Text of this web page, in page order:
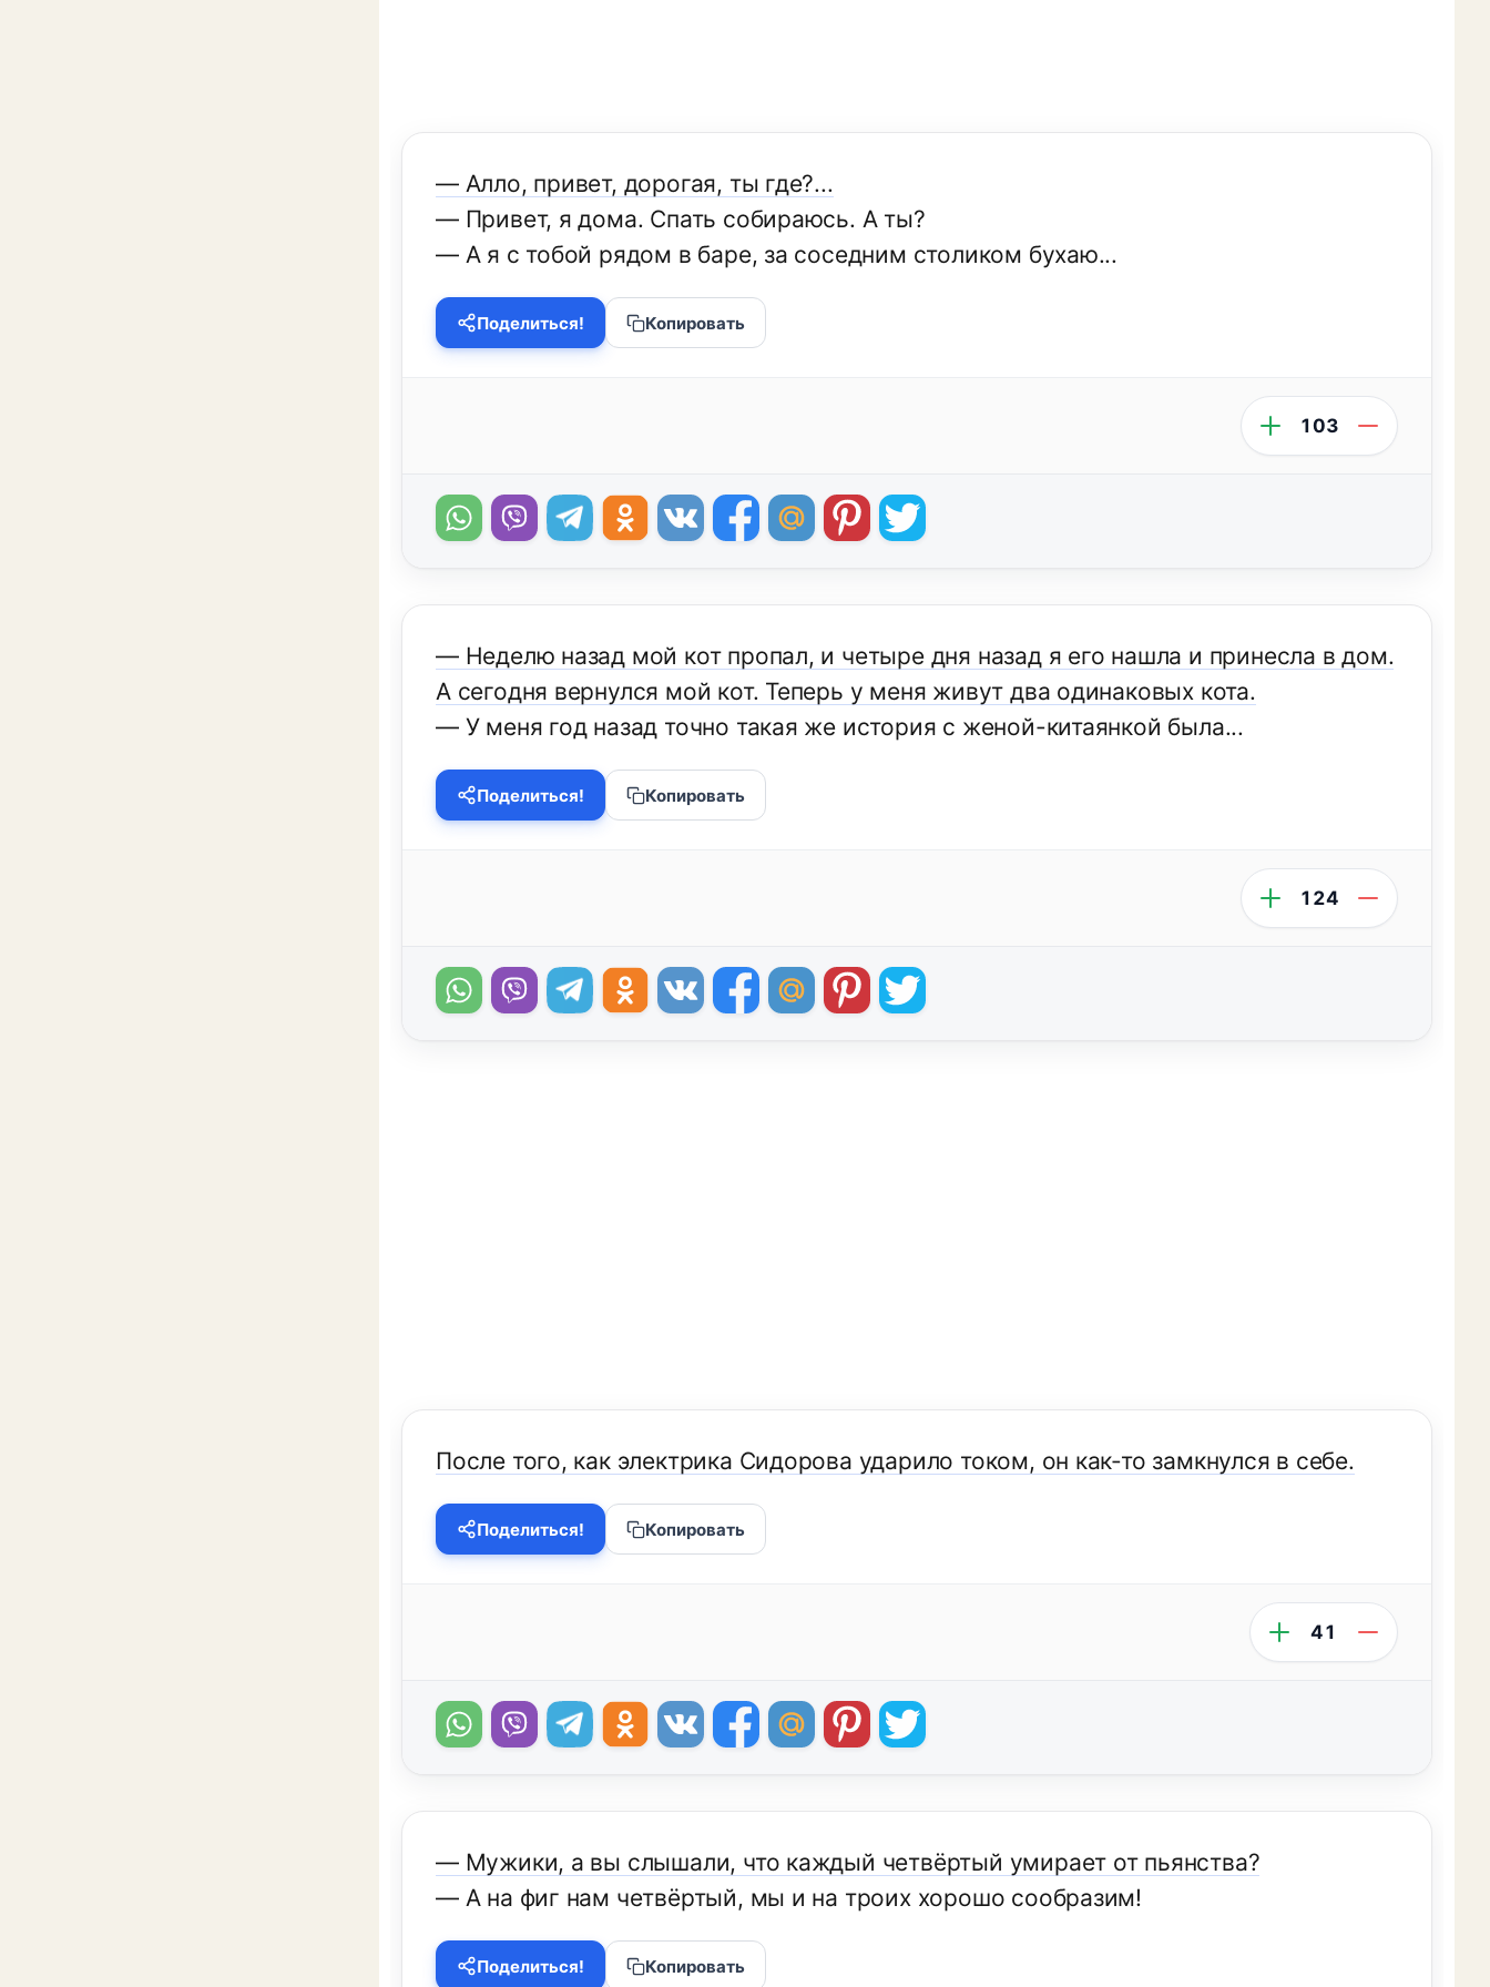
— Алло, привет, дорогая, ты где?...
— Привет, я дома. Спать собираюсь. А ты?
— А я с тобой рядом в баре, за соседним столиком бухаю...
Поделиться! Копировать
103
— Неделю назад мой кот пропал, и четыре дня назад я его нашла и принесла в дом.
А сегодня вернулся мой кот. Теперь у меня живут два одинаковых кота.
— У меня год назад точно такая же история с женой-китаянкой была...
Поделиться! Копировать
124
После того, как электрика Сидорова ударило током, он как-то замкнулся в себе.
Поделиться! Копировать
41
— Мужики, а вы слышали, что каждый четвёртый умирает от пьянства?
— А на фиг нам четвёртый, мы и на троих хорошо сообразим!
Поделиться! Копировать